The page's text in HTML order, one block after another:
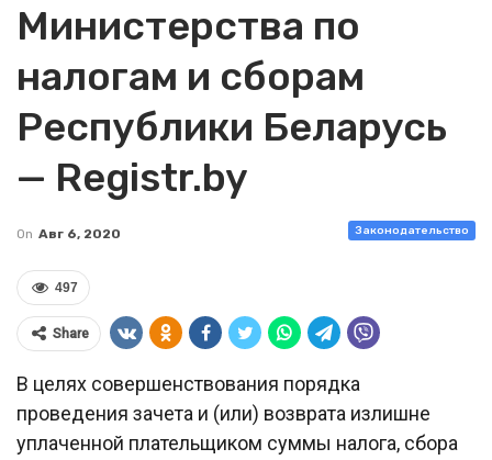
Министерства по
налогам и сборам
Республики Беларусь
— Registr.by
Законодательство
On Авг 6, 2020
497
Share
В целях совершенствования порядка
проведения зачета и (или) возврата излишне
уплаченной плательщиком суммы налога, сбора